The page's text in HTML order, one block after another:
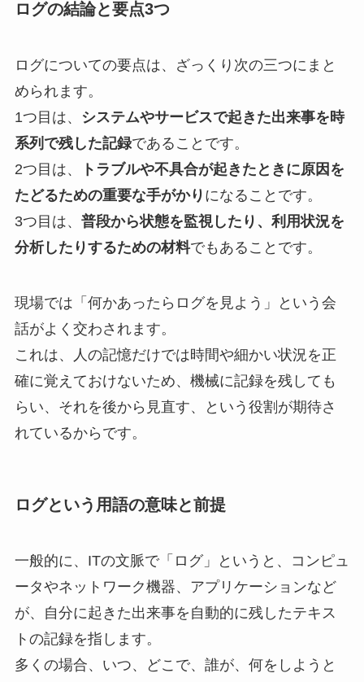
ログの結論と要点3つ
ログについての要点は、ざっくり次の三つにまと
められます。
1つ目は、
システムやサービスで起きた出来事を時
系列で残した記録であることです。
2つ目は、
トラブルや不具合が起きたときに原因を
たどるための重要な手がかり になることです。
3つ目は、 普段から状態を監視したり、利用状況を
分析したりするための材料でもあることです。
現場では「何かあったらログを見よう」という会
話がよく交わされます。
これは、人の記憶だけでは時間や細かい状況を正
確に覚えておけないため、機械に記録を残しても
らい、それを後から見直す、という役割が期待さ
れているからです。
ログという用語の意味と前提
一般的に、ITの文脈で「ログ」というと、コンピュ
ータやネットワーク機器、アプリケーションなど
が、自分に起きた出来事を自動的に残したテキス
トの記録を指します。
多くの場合、いつ、どこで、誰が、何をしようと